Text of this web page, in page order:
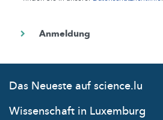
Das Neueste auf science.lu
Wissenschaft in Luxemburg